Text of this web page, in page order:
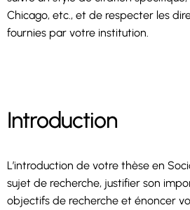
Chicago, etc., et de respecter les
fournies par votre institution.
Introduction
L’introduction de votre thèse en
sujet de recherche, justifier son
objectifs de recherche et énoncer